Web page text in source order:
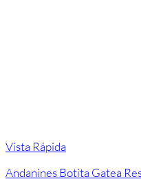
Vista Rápida
Andanines Botita Gatea